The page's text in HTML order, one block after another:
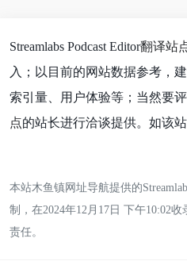
Streamlabs Podcast Editor翻译站
入；以目前的网站数据参考，
索引量、用户体验等；当然要
点的站长进行洽谈提供。如该
本站木鱼镇网址导航提供的
制，在2024年12月17日 下午10:02
责任。